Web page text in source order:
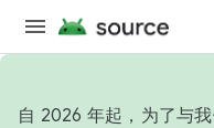
自 2026 年起，为了与